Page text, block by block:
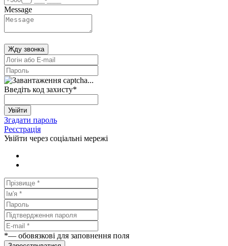
Message
Жду звонка
Введіть код захисту*
Увійти
Згадати пароль
Реєстрація
Увійти через соціальні мережі
*— обовязкові для заповнення поля